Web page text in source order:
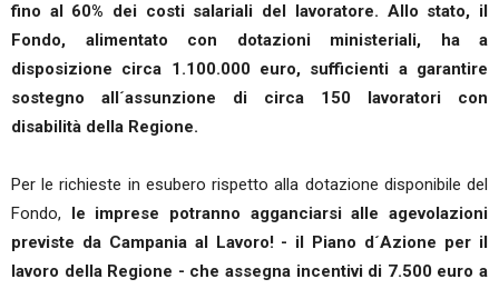
fino al 60% dei costi salariali del lavoratore. Allo stato, il
Fondo, alimentato con dotazioni ministeriali, ha a
disposizione circa 1.100.000 euro, sufficienti a garantire
sostegno all´assunzione di circa 150 lavoratori con
disabilità della Regione.
Per le richieste in esubero rispetto alla dotazione disponibile del
Fondo, le imprese potranno agganciarsi alle agevolazioni
previste da Campania al Lavoro! - il Piano d´Azione per il
lavoro della Regione - che assegna incentivi di 7.500 euro a